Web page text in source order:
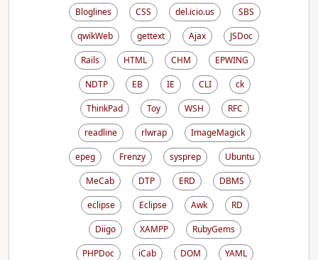
Bloglines
CSS del.icio.us
SBS
qwikWeb
gettext Ajax
JSDoc
Rails
HTML CHM
EPWING
NDTP
EB IE CLI
ck
ThinkPad
Toy WSH
RFC
readline
rlwrap
ImageMagick
epeg
Frenzy sysprep
Ubuntu
MeCab
DTP ERD
DBMS
eclipse
Eclipse Awk
RD
Diigo
XAMPP
RubyGems
PHPDoc
iCab DOM
YAML